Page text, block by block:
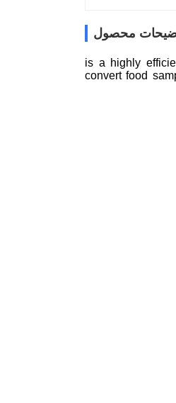
محصول
is a highly
convert food